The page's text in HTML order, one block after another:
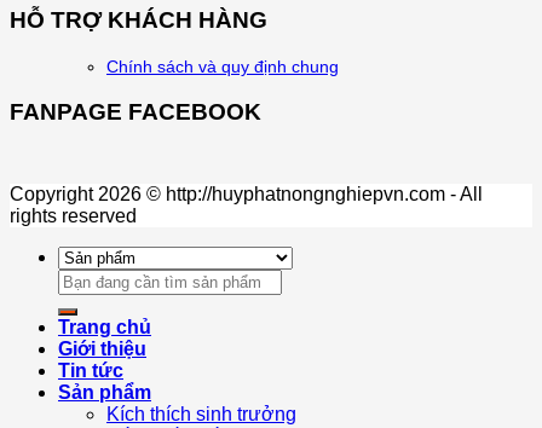
HỖ TRỢ KHÁCH HÀNG
Chính sách và quy định chung
FANPAGE FACEBOOK
Copyright 2026 © http://huyphatnongnghiepvn.com - All
rights reserved
Search
for:
Trang chủ
Giới thiệu
Tin tức
Sản phẩm
Kích thích sinh trưởng